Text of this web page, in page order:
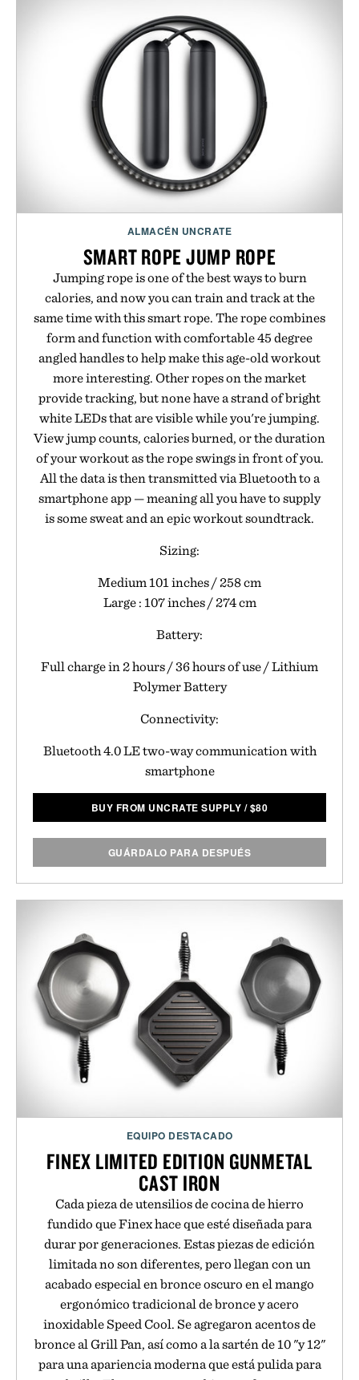
ALMACÉN UNCRATE
SMART ROPE JUMP ROPE
Jumping rope is one of the best ways to burn
calories, and now you can train and track at the
same time with this smart rope. The rope combines
form and function with comfortable 45 degree
angled handles to help make this age-old workout
more interesting. Other ropes on the market
provide tracking, but none have a strand of bright
white LEDs that are visible while you're jumping.
View jump counts, calories burned, or the duration
of your workout as the rope swings in front of you.
All the data is then transmitted via Bluetooth to a
smartphone app — meaning all you have to supply
is some sweat and an epic workout soundtrack.
Sizing:
Medium 101 inches / 258 cm
Large : 107 inches / 274 cm
Battery:
Full charge in 2 hours / 36 hours of use / Lithium
Polymer Battery
Connectivity:
Bluetooth 4.0 LE two-way communication with
smartphone
BUY FROM UNCRATE SUPPLY /$80
GUÁRDALO PARA DESPUÉS
EQUIPO DESTACADO
FINEX LIMITED EDITION GUNMETAL
CAST IRON
Cada pieza de utensilios de cocina de hierro
fundido que Finex hace que esté diseñada para
durar por generaciones. Estas piezas de edición
limitada no son diferentes, pero llegan con un
acabado especial en bronce oscuro en el mango
ergonómico tradicional de bronce y acero
inoxidable Speed Cool. Se agregaron acentos de
bronce al Grill Pan, así como a la sartén de 10 "y 12"
para una apariencia moderna que está pulida para